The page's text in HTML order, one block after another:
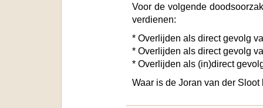
Voor de volgende
verdienen:
* Overlijden als direct gevolg
* Overlijden als direct gevolg
* Overlijden als (in)direct
Waar is de Joran van der